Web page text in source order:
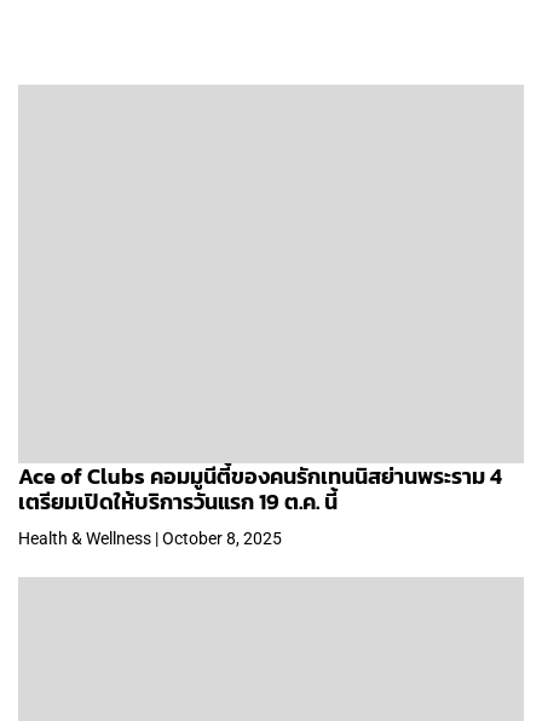
Ace of Clubs คอมมูนีตี้ของคนรักเทนนิสย่านพระราม 4
เตรียมเปิดให้บริการวันแรก 19 ต.ค. นี้
Health & Wellness | October 8, 2025